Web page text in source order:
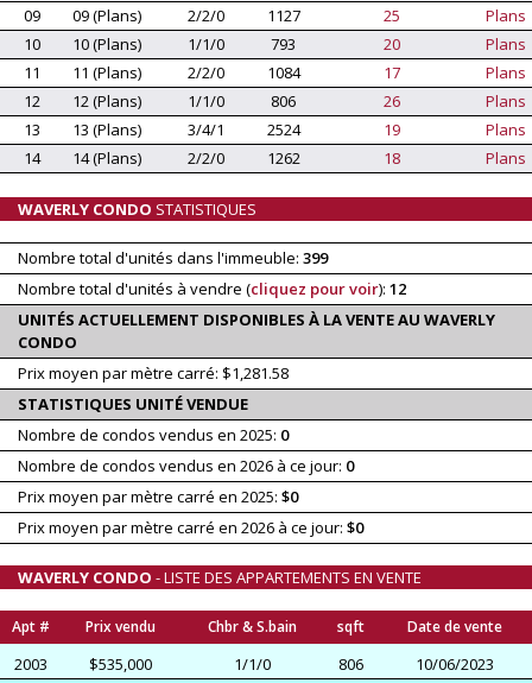
09
09 (Plans) 2/2/0 1127 25
Plans
10
10 (Plans) 1/1/0 793 20
Plans
11
11 (Plans) 2/2/0 1084 17
Plans
12
12 (Plans) 1/1/0 806 26
Plans
13
13 (Plans) 3/4/1 2524 19
Plans
14
14 (Plans) 2/2/0 1262 18 Plans
WAVERLY CONDO STATISTIQUES
Nombre total d'unités dans l'immeuble: 399
Nombre total d'unités à vendre (cliquez pour voir): 12
UNITÉS ACTUELLEMENT DISPONIBLES À LA VENTE AU WAVERLY
CONDO
Prix moyen par mètre carré: $1,281.58
STATISTIQUES UNITÉ VENDUE
Nombre de condos vendus en 2025: 0
Nombre de condos vendus en 2026 à ce jour: 0
Prix moyen par mètre carré en 2025: $0
Prix moyen par mètre carré en 2026 à ce jour: $0
WAVERLY CONDO - LISTE DES APPARTEMENTS EN VENTE
Apt # Prix vendu Chbr & S.bain sqft Date de vente
2003 $535,000 1/1/0 806
10/06/2023